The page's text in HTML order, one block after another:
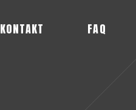
KONTAKT FAQ